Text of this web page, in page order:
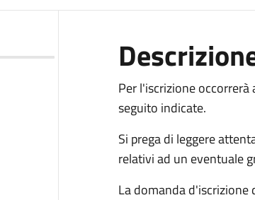
Per l'iscrizione
seguito indicate.
Si prega di leggere
relativi ad un eventuale
La domanda